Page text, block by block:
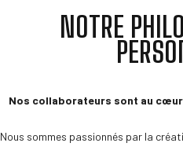
NOTRE
Nos collaborateurs sont au
Nous sommes passionnés par la